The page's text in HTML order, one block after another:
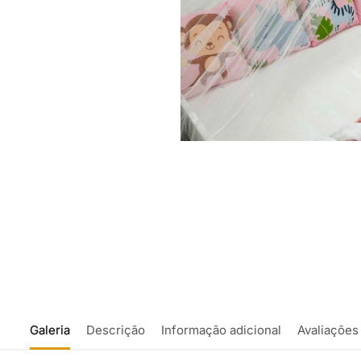
Galeria Descrição Informação adicional Avaliações